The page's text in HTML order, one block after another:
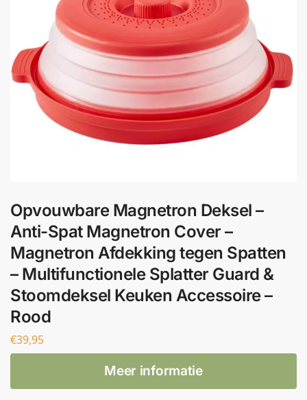
Opvouwbare Magnetron Deksel –
Anti-Spat Magnetron Cover –
Magnetron Afdekking tegen Spatten
– Multifunctionele Splatter Guard &
Stoomdeksel Keuken Accessoire –
Rood
€39,95
Meer informatie